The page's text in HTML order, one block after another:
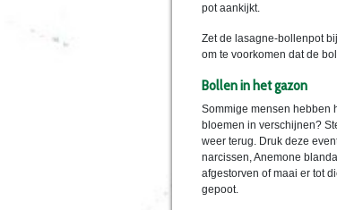
pot aankijkt.
Zet de lasagne-bollenpot
om te voorkomen dat de
Bollen in het gazon
Sommige mensen hebben
bloemen in verschijnen?
weer terug. Druk deze
narcissen, Anemone
afgestorven of maai er tot
gepoot.